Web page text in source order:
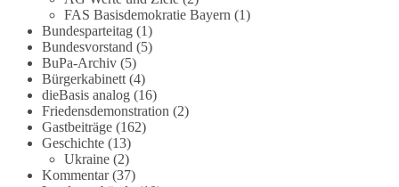
AG Strategische Impulse am 19. Juli 2026.
Referent Frank Bothmann stellte die These auf,
dass die derzeit in Teilen der Umweltbewegung
diskutierten „Grundrechte der Natur“ weit über
klassischen Naturschutz hinausreichen und
grundlegende Fragen zum Menschenbild, zum
Rechtsstaat und zur Demokratie aufwerfen. [...]
👉 Hier weiterlesen:https://diebasis-
FAS Basisdemokratie Bayern (1)
Bundesparteitag(1)
Bundesvorstand (5)
BuPa-Archiv(5)
Bürgerkabinett(4)
dieBasis analog(16)
Friedensdemonstration (2)
Gastbeiträge(162)
Geschichte(13)
Ukraine(2)
Kommentar(37)